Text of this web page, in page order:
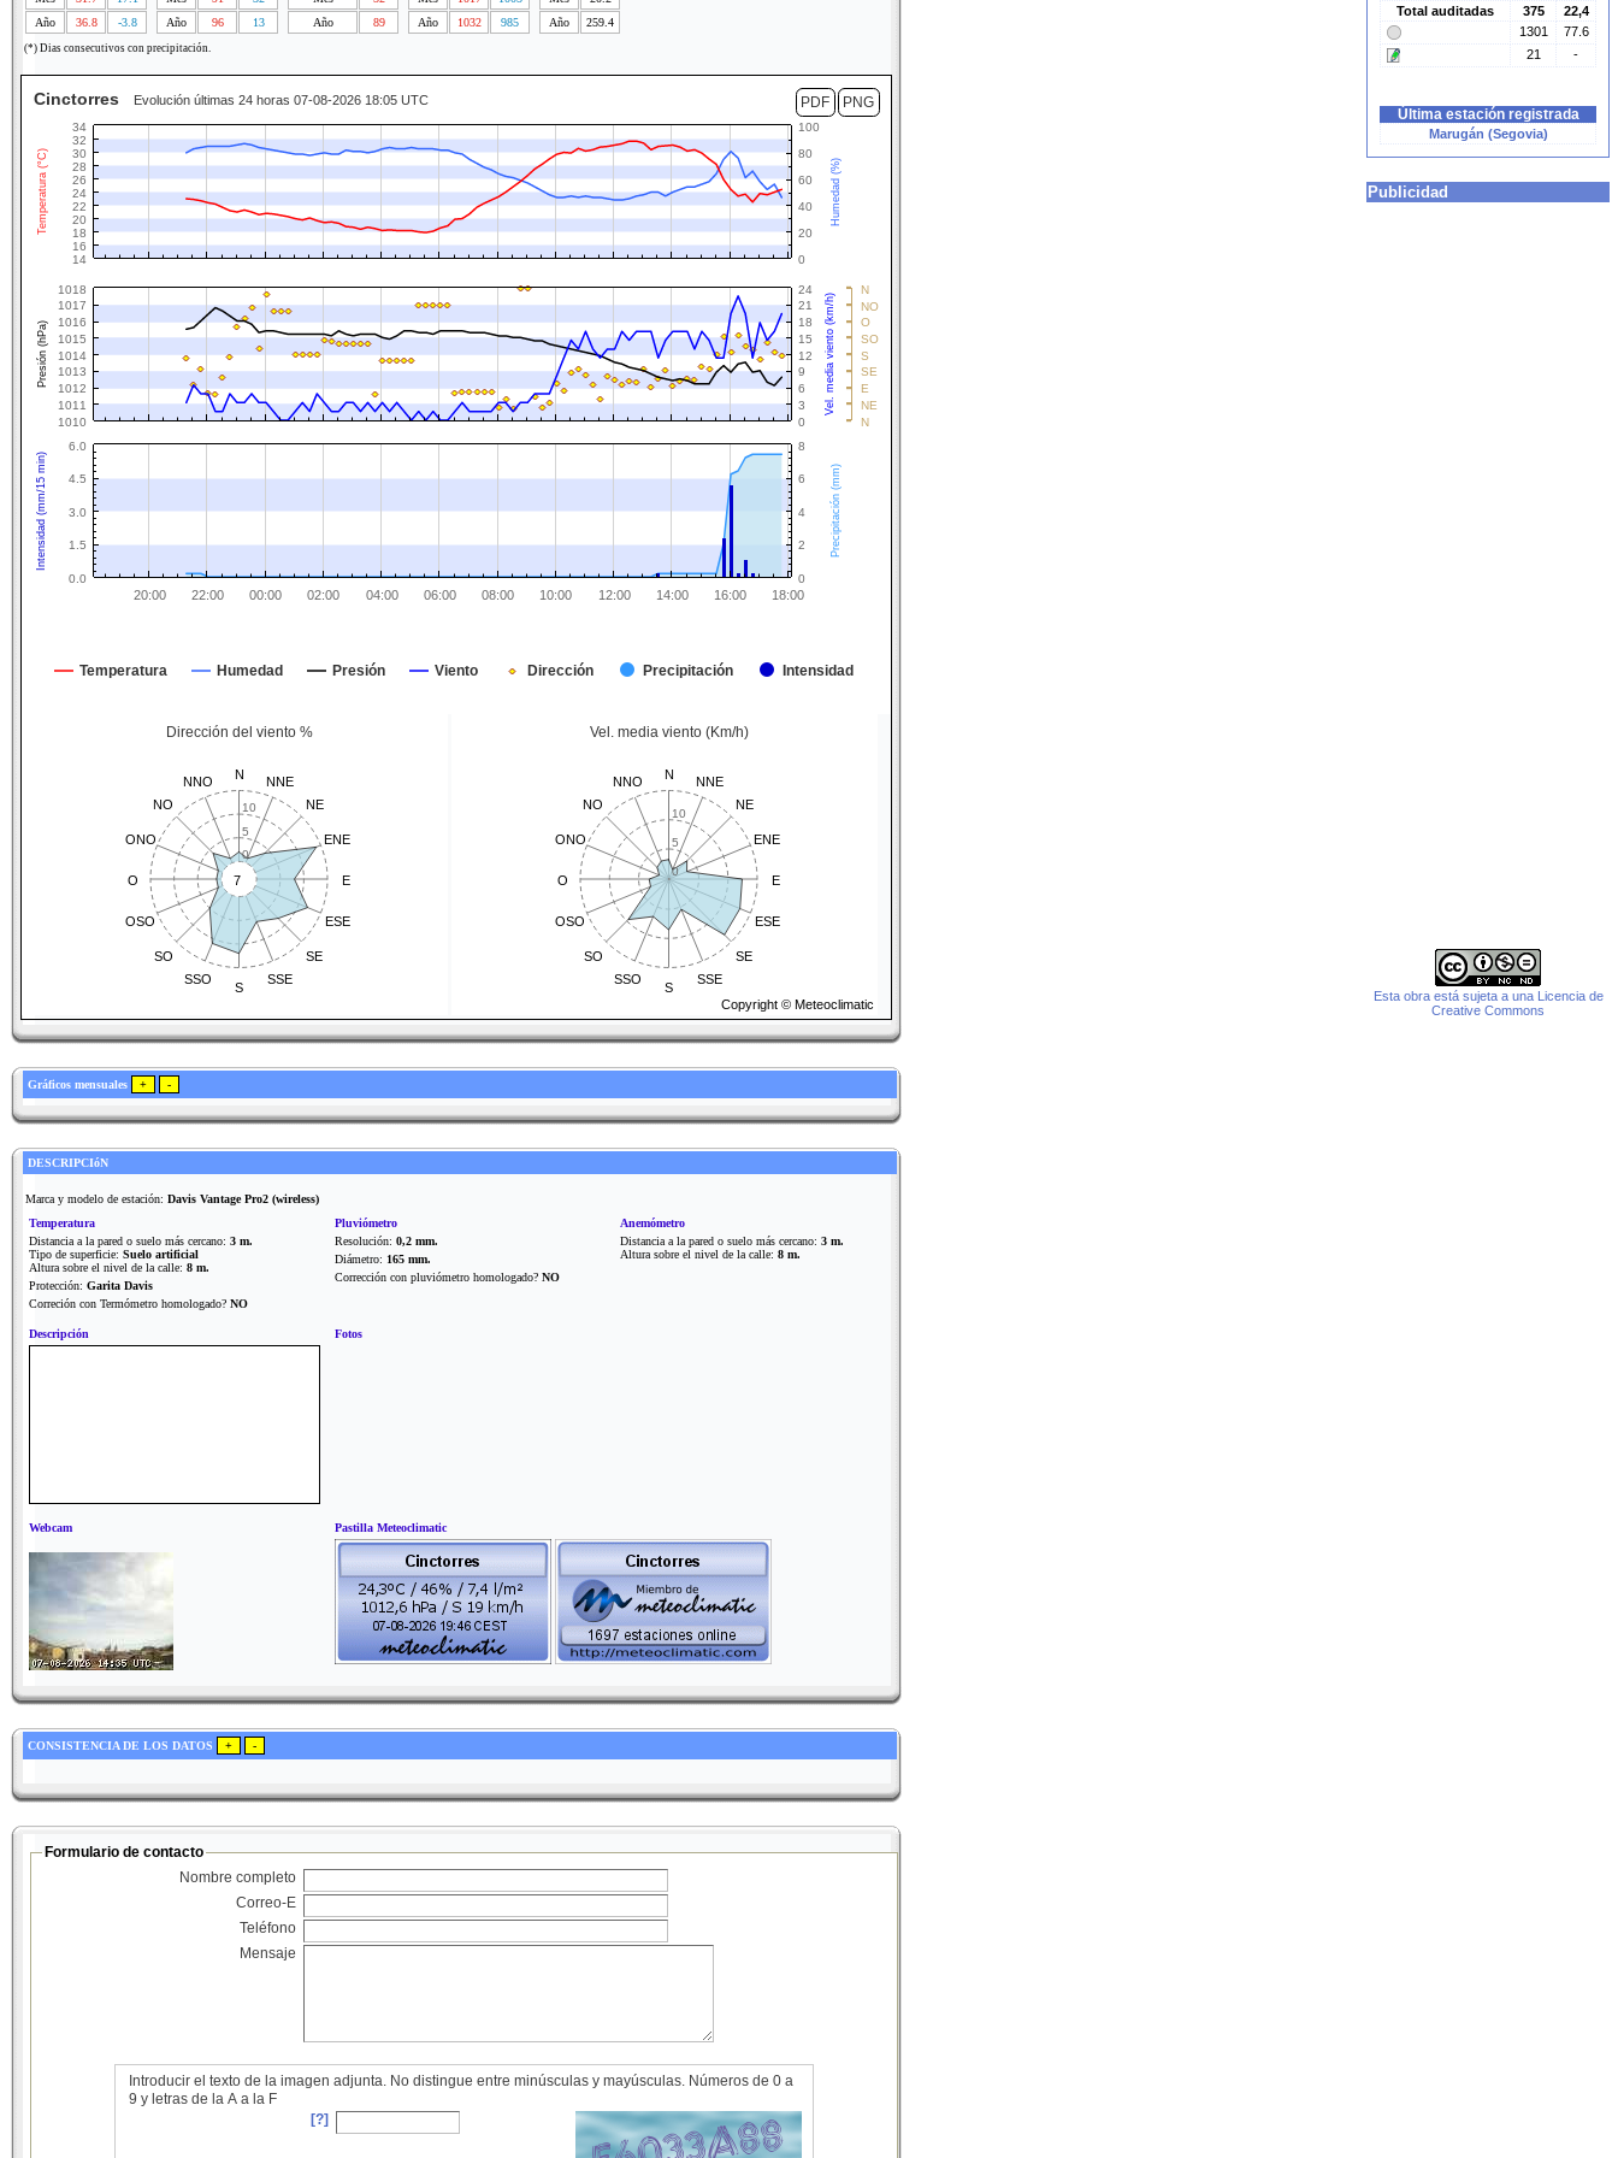
Año
36.8 -3.8 Año 96 13 Año 89 Año 1032 985 Año 259.4
(*) Dias consecutivos con precipitación.
Temperatura (°C) Humedad (%)
Presión (hPa) Vel. media viento (km/h)
Precipitación (mm)
Intensidad (mm/15 min)
PNG
PDF
Cinctorres Evolución últimas 24 horas 07-08-2026 18:05 UTC
Temperatura Humedad Presión Viento Dirección Precipitación Intensidad
20:00 22:00 00:00 02:00 04:00 06:00 08:00 10:00 12:00 14:00 16:00 18:00
14
16
18
20
22
24
26
28
30
32
34
0
20
40
60
80
100
1010
1011
1012
1013
1014
1015
1016
1017
1018
0
3
6
9
12
15
18
21
24
N
NE
E
SE
S
SO
O
NO
N
0
2
4
6
8
0.0
1.5
3.0
4.5
6.0
Dirección del viento %
7
N
NNE
NE
ENE
E
ESE
SE
SSE
S
SSO
SO
OSO
O
ONO
NO
NNO
0
5
10
Vel. media viento (Km/h)
N
NNE
NE
ENE
E
ESE
SE
SSE
S
SSO
SO
OSO
O
ONO
NO
NNO
0
5
10
Copyright © Meteoclimatic
Gráficos mensuales
DESCRIPCIóN
Marca y modelo de estación: Davis Vantage Pro2 (wireless)
Temperatura
Distancia a la pared o suelo más cercano: 3 m.
Tipo de superficie: Suelo artificial
Altura sobre el nivel de la calle: 8 m.
Protección: Garita Davis
Correción con Termómetro homologado? NO
Pluviómetro
Resolución: 0,2 mm.
Diámetro: 165 mm.
Corrección con pluviómetro homologado? NO
Anemómetro
Distancia a la pared o suelo más cercano: 3 m.
Altura sobre el nivel de la calle: 8 m.
Descripción Fotos
Webcam Pastilla Meteoclimatic
CONSISTENCIA DE LOS DATOS
Formulario de contacto
Nombre completo
Correo-E
Teléfono
Mensaje
Introducir el texto de la imagen adjunta. No distingue entre minúsculas y mayúsculas. Números de 0 a
9 y letras de la A a la F
[?]
Total auditadas
375
22,4
1301
77.6
21
-
Última estación registrada
Marugán (Segovia)
Publicidad
Esta obra está sujeta a una Licencia de
Creative Commons